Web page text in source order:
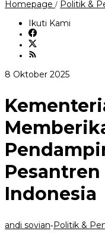
Homepage / Politik &
Ikuti Kami
8 Oktober 2025oleh
Indonesia
andi sovian-Politik &